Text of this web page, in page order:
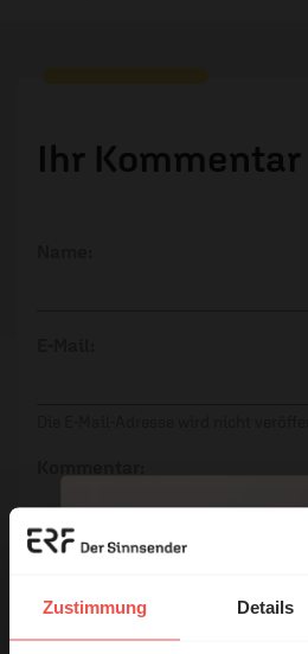
Zustimmung Details
Ihr Kommentar
Meinen Kommentar nicht